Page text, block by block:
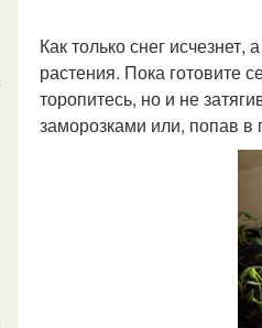
Как только снег
растения. Пока готовите
торопитесь, но и не
заморозками или, попав в